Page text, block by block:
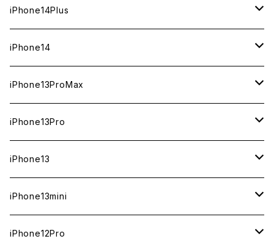
中古（整備済み）
中古（整備済み）
新品
中古（整備済み）
128GB
新品
中古（整備済み）
中古（整備済み）
新品
中古（整備済み）
128GB
新品
中古（整備済み）
新品
中古（整備済み）
512GB
新品
中古（整備済み）
256GB
新品
中古（整備済み）
128GB
新品
中古（整備済み）
1TB
新品
中古（整備済み）
512GB
新品
中古（整備済み）
256GB
新品
中古（整備済み）
128GB
新品
中古（整備済み）
iPhone14Plus
512GB
新品
中古（整備済み）
256GB
新品
中古（整備済み）
128GB
新品
中古（整備済み）
iPhone14
128GB
新品
中古（整備済み）
256GB
新品
中古（整備済み）
512GB
新品
中古（整備済み）
iPhone13ProMax
1TB
新品
中古（整備済み）
512GB
新品
中古（整備済み）
256GB
新品
128GB
iPhone13Pro
1TB
新品
中古（整備済み）
512GB
新品
256GB
iPhone13
512GB
新品
256GB
iPhone13mini
512GB
iPhone12Pro